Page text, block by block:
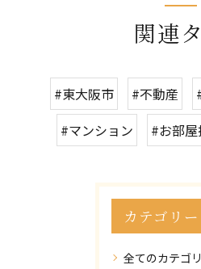
関連
#東大阪市 #不動産
#マンション
#お部屋
カテゴリー
全てのカテゴ